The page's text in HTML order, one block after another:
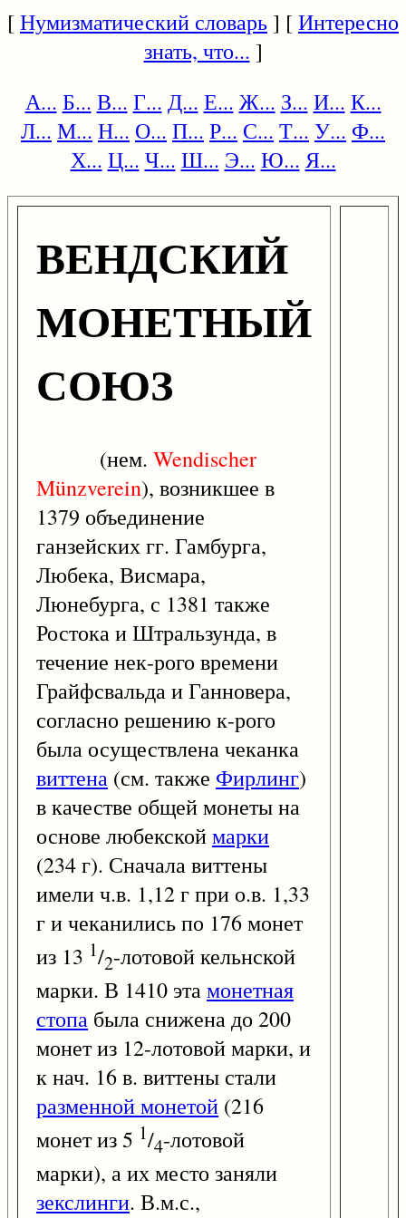
[Нумизматический словарь] [Интересно
знать, что... ]
А... Б... В... Г... Д... Е... Ж... З... И... К...
Л... М... Н... О... П... Р... С... Т... У... Ф...
Х... Ц... Ч... Ш... Э... Ю... Я...
ВЕНДСКИЙ
МОНЕТНЫЙ
СОЮЗ
(нем. Wendischer
Münzverein), возникшее в
1379 объединение
ганзейских гг. Гамбурга,
Любека, Висмара,
Люнебурга, с 1381 также
Ростока и Штральзунда, в
течение нек-рого времени
Грайфсвальда и Ганновера,
согласно решению к-рого
была осуществлена чеканка
виттена (см. также Фирлинг)
в качестве общей монеты на
основе любекскоймарки
(234 г). Сначала виттены
имели ч.в. 1,12 г при о.в. 1,33
г и чеканились по 176 монет
из 13 1/2-лотовой кельнской
марки. В 1410 этамонетная
стопа была снижена до 200
монет из 12-лотовой марки, и
к нач. 16 в. виттены стали
разменной монетой (216
монет из 5 1/4-лотовой
марки), а их место заняли
зекслинги. В.м.с.,